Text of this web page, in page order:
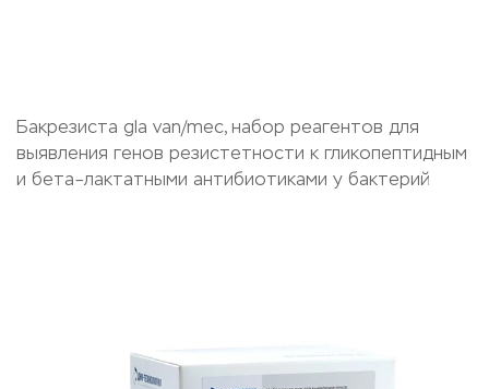
Бакрезиста gla van/mec, набор реагентов для
выявления генов резистетности к гликопептидным
и бета–лактатными антибиотиками у бактерий